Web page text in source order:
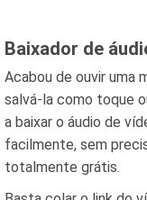
Baixador de
Acabou de ouvir uma
salvá-la como toque
a baixar o áudio de
facilmente, sem
totalmente grátis.